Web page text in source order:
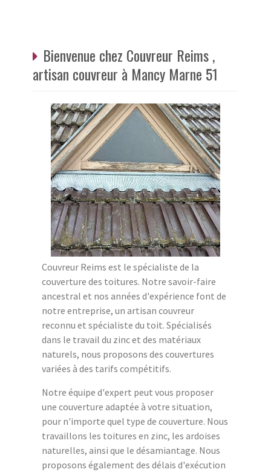
Bienvenue chez Couvreur Reims ,
artisan couvreur à Mancy Marne 51
Couvreur Reims est le spécialiste de la
couverture des toitures. Notre savoir-faire
ancestral et nos années d'expérience font de
notre entreprise, un artisan couvreur
reconnu et spécialiste du toit. Spécialisés
dans le travail du zinc et des matériaux
naturels, nous proposons des couvertures
variées à des tarifs compétitifs.
Notre équipe d'expert peut vous proposer
une couverture adaptée à votre situation,
pour n'importe quel type de couverture. Nous
travaillons les toitures en zinc, les ardoises
naturelles, ainsi que le désamiantage. Nous
proposons également des délais d'exécution